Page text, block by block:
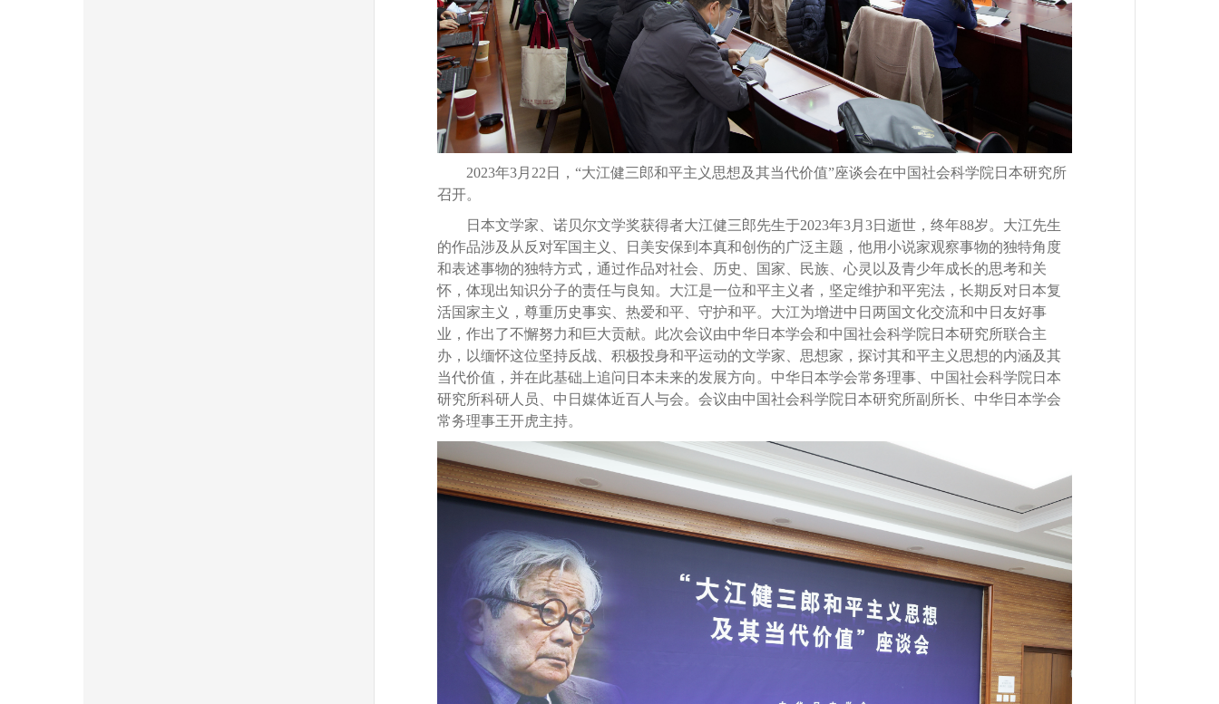
2023年3月22日，“大江健三郎和平主义思想及其当代价值”座谈会在中国社会科学院日本研究所
召开。
日本文学家、诺贝尔文学奖获得者大江健三郎先生于2023年3月3日逝世，终年88岁。大江先生
的作品涉及从反对军国主义、日美安保到本真和创伤的广泛主题，他用小说家观察事物的独特角度
和表述事物的独特方式，通过作品对社会、历史、国家、民族、心灵以及青少年成长的思考和关
怀，体现出知识分子的责任与良知。大江是一位和平主义者，坚定维护和平宪法，长期反对日本复
活国家主义，尊重历史事实、热爱和平、守护和平。大江为增进中日两国文化交流和中日友好事
业，作出了不懈努力和巨大贡献。此次会议由中华日本学会和中国社会科学院日本研究所联合主
办，以缅怀这位坚持反战、积极投身和平运动的文学家、思想家，探讨其和平主义思想的内涵及其
当代价值，并在此基础上追问日本未来的发展方向。中华日本学会常务理事、中国社会科学院日本
研究所科研人员、中日媒体近百人与会。会议由中国社会科学院日本研究所副所长、中华日本学会
常务理事王开虎主持。